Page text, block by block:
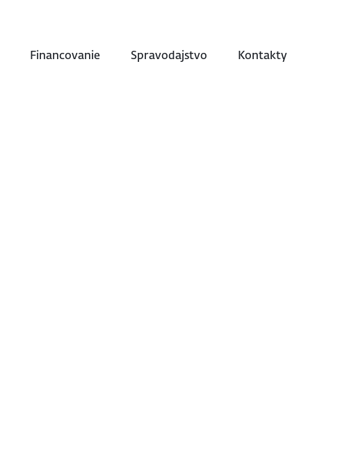
Financovanie Spravodajstvo Kontakty